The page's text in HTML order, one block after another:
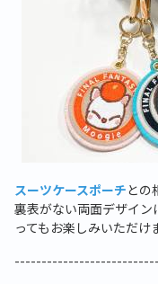
スーツケースポーチとの
裏表がない両面デザイン
ってもお楽しみいただけ